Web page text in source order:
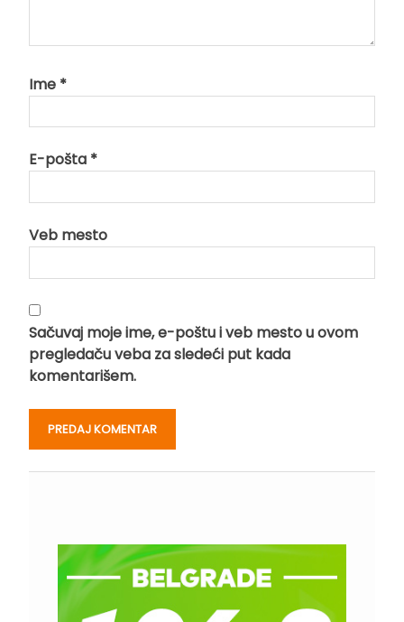
Ime *
E-pošta *
Veb mesto
Sačuvaj moje ime, e-poštu i veb mesto u ovom
pregledaču veba za sledeći put kada
komentarišem.